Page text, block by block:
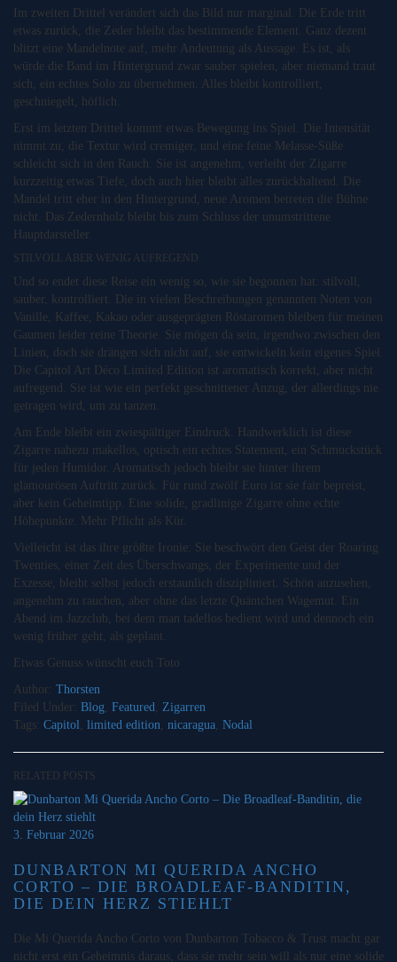
Im zweiten Drittel verändert sich das Bild nur marginal. Die Erde tritt
etwas zurück, die Zeder bleibt das bestimmende Element. Ganz dezent
blitzt eine Mandelnote auf, mehr Andeutung als Aussage. Es ist, als
würde die Band im Hintergrund zwar sauber spielen, aber niemand traut
sich, ein echtes Solo zu übernehmen. Alles bleibt kontrolliert,
geschniegelt, höflich.
Erst im letzten Drittel kommt etwas Bewegung ins Spiel. Die Intensität
nimmt zu, die Textur wird cremiger, und eine feine Melasse-Süße
schleicht sich in den Rauch. Sie ist angenehm, verleiht der Zigarre
kurzzeitig etwas Tiefe, doch auch hier bleibt alles zurückhaltend. Die
Mandel tritt eher in den Hintergrund, neue Aromen betreten die Bühne
nicht. Das Zedernholz bleibt bis zum Schluss der unumstrittene
Hauptdarsteller.
STILVOLL ABER WENIG AUFREGEND
Und so endet diese Reise ein wenig so, wie sie begonnen hat: stilvoll,
sauber, kontrolliert. Die in vielen Beschreibungen genannten Noten von
Vanille, Kaffee, Kakao oder ausgeprägten Röstaromen bleiben für meinen
Gaumen leider reine Theorie. Sie mögen da sein, irgendwo zwischen den
Linien, doch sie drängen sich nicht auf, sie entwickeln kein eigenes Spiel.
Die Capitol Art Déco Limited Edition ist aromatisch korrekt, aber nicht
aufregend. Sie ist wie ein perfekt geschnittener Anzug, der allerdings nie
getragen wird, um zu tanzen.
Am Ende bleibt ein zwiespältiger Eindruck. Handwerklich ist diese
Zigarre nahezu makellos, optisch ein echtes Statement, ein Schmuckstück
für jeden Humidor. Aromatisch jedoch bleibt sie hinter ihrem
glamourösen Auftritt zurück. Für rund zwölf Euro ist sie fair bepreist,
aber kein Geheimtipp. Eine solide, gradlinige Zigarre ohne echte
Höhepunkte. Mehr Pflicht als Kür.
Vielleicht ist das ihre größte Ironie: Sie beschwört den Geist der Roaring
Twenties, einer Zeit des Überschwangs, der Experimente und der
Exzesse, bleibt selbst jedoch erstaunlich diszipliniert. Schön anzusehen,
angenehm zu rauchen, aber ohne das letzte Quäntchen Wagemut. Ein
Abend im Jazzclub, bei dem man tadellos bedient wird und dennoch ein
wenig früher geht, als geplant.
Etwas Genuss wünscht euch Toto
Author: Thorsten
Filed Under: Blog Featured
Zigarren
Tags: Capitol limited edition nicaragua Nodal
RELATED POSTS
3. Februar 2026
DUNBARTON MI QUERIDA ANCHO
CORTO – DIE BROADLEAF-BANDITIN,
DIE DEIN HERZ STIEHLT
Die Mi Querida Ancho Corto von Dunbarton Tobacco & Trust macht gar
nicht erst ein Geheimnis daraus, dass sie mehr sein will als nur eine solide